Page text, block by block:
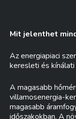
Mit jelenthet
Az energiapiaci
keresleti és
A magasabb
villamosenergia-
magasabb
időszakokban. A